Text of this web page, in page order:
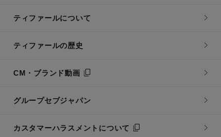
ティファールについて
ティファールの歴史
CM・ブランド動画
グループセブジャパン
カスタマーハラスメントについて